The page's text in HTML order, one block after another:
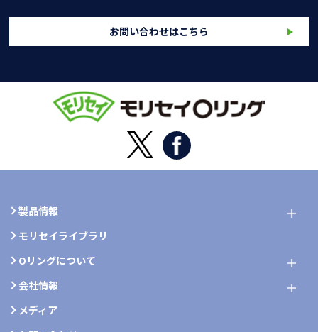
お問い合わせはこちら
製品情報
モリセイライブラリ
Oリングについて
会社情報
メディア